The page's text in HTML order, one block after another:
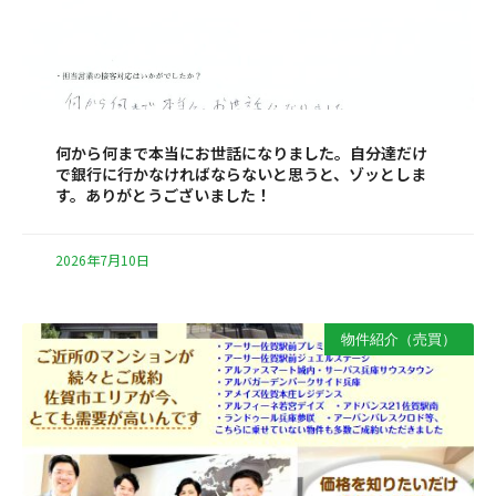
何から何まで本当にお世話になりました。自分達だけ
で銀行に行かなければならないと思うと、ゾッとしま
す。ありがとうございました！
2026年7月10日
物件紹介（売買）